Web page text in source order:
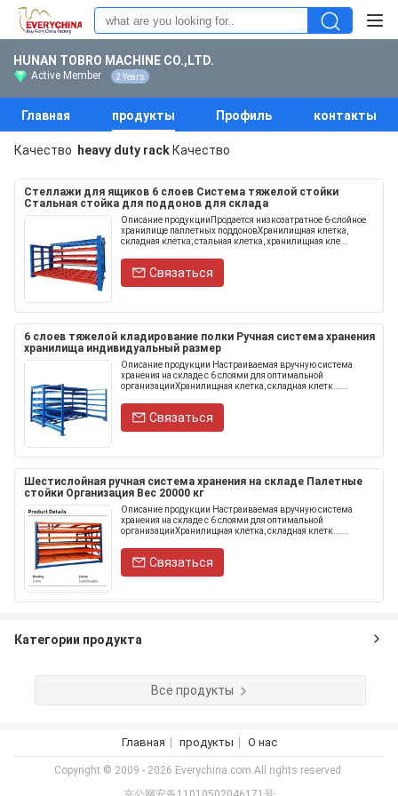
HUNAN TOBRO MACHINE CO.,LTD.
Active Member 2 Years
Главная продукты Профиль контакты
Качество heavy duty rack Качество
Стеллажи для ящиков 6 слоев Система тяжелой стойки
Стальная стойка для поддонов для склада
Описание продукцииПродается низкозатратное 6-слойное
хранилище паллетных поддоновХранилищная клетка,
складная клетка, стальная клетка, хранилищная кле...
Связаться
6 слоев тяжелой кладирование полки Ручная система хранения
хранилища индивидуальный размер
Описание продукции Настраиваемая вручную система
хранения на складе с 6 слоями для оптимальной
организацииХранилищная клетка, складная клетк......
Связаться
Шестислойная ручная система хранения на складе Палетные
стойки Организация Вес 20000 кг
Описание продукции Настраиваемая вручную система
хранения на складе с 6 слоями для оптимальной
организацииХранилищная клетка, складная клетк......
Связаться
Категории продукта
Все продукты
Главная продукты О нас
Copyright © 2009 - 2026 Everychina.com.All rights reserved.